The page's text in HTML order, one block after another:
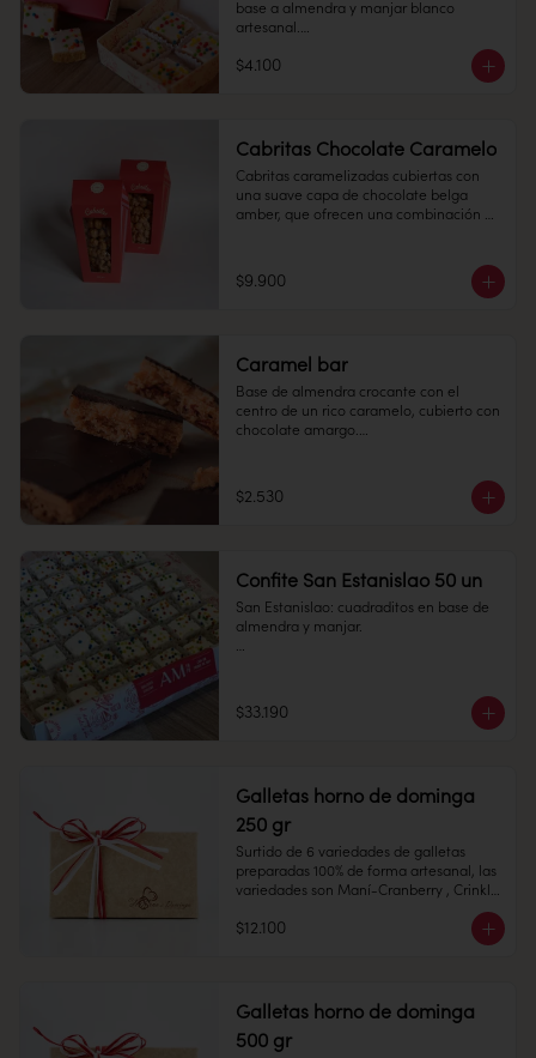
Conservación: Mantener sellado en un
humedad.
Duración: 15 días.
base a almendra y manjar blanco
artesanal.
Cantidad: 4 unidades
humedad.
$4.100
Cabritas Chocolate Caramelo
Cabritas caramelizadas cubiertas con
una suave capa de chocolate belga
amber, que ofrecen una combinación
180 grs.
Duración:
1 MES
$9.900
Caramel bar
Base de almendra crocante con el
centro de un rico caramelo, cubierto con
chocolate amargo.
Peso: 85 gr
$2.530
Confite San Estanislao 50 un
San Estanislao: cuadraditos en base de
almendra y manjar.
Conservación: Mantener sellado en un
lugar fresco y seco , entre 10-18 °C, 65%
$33.190
Galletas horno de dominga
250 gr
Surtido de 6 variedades de galletas
preparadas 100% de forma artesanal, las
variedades son Maní-Cranberry , Crinkle
de Chocolate, Mini Alfajores, Almendras,
Toffe y Avena Chips.
Conservación: Mantener sellado en un
lugar fresco y seco , entre 10-18 °C, 65%
humedad.
$12.100
Galletas horno de dominga
500 gr